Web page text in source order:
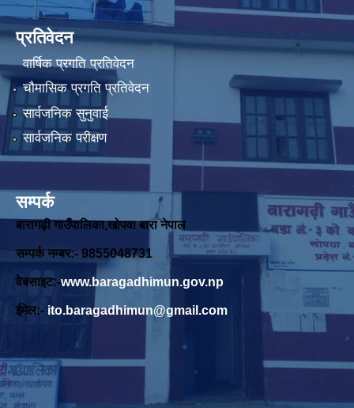
प्रतिवेदन
वार्षिक प्रगति प्रतिवेदन
चौमासिक प्रगति प्रतिवेदन
सार्वजनिक सुनुवाई
सार्वजनिक परीक्षण
सम्पर्क
बारागढ़ी गाउँपालिका,खोपवा बारा नेपाल
सम्पर्क नम्बर:- 9855048731
वेबसाइट:-www.baragadhimun.gov.np
ईमेल:- ito.baragadhimun@gmail.com